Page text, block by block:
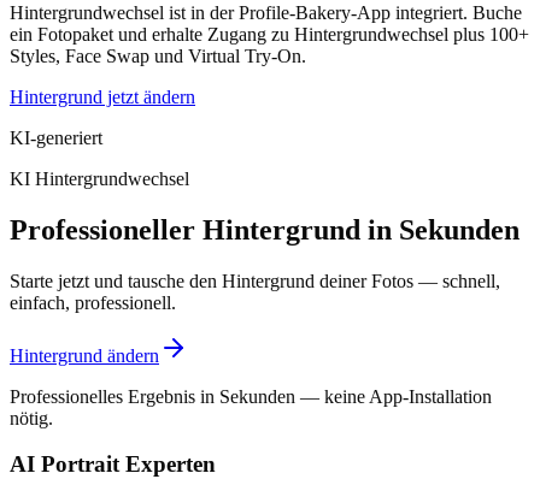
Hintergrundwechsel ist in der Profile-Bakery-App integriert. Buche
ein Fotopaket und erhalte Zugang zu Hintergrundwechsel plus 100+
Styles, Face Swap und Virtual Try-On.
Hintergrund jetzt ändern
KI-generiert
KI Hintergrundwechsel
Professioneller Hintergrund in Sekunden
Starte jetzt und tausche den Hintergrund deiner Fotos — schnell,
einfach, professionell.
Hintergrund ändern
Professionelles Ergebnis in Sekunden — keine App-Installation
nötig.
AI Portrait Experten